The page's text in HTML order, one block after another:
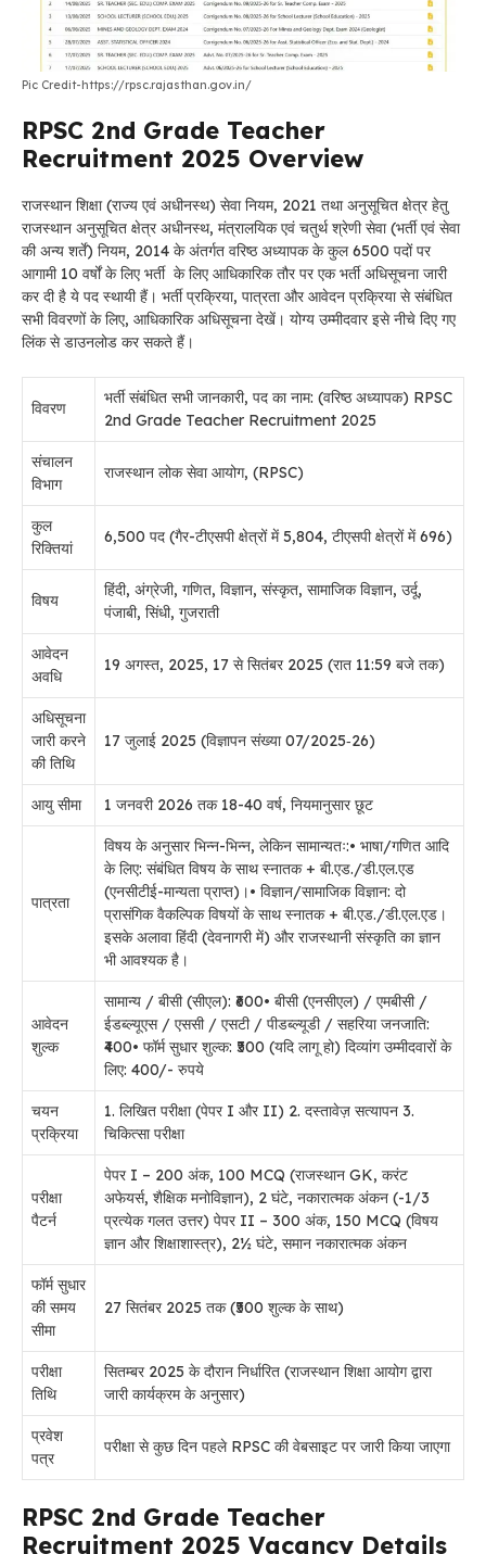
Pic Credit-https://rpsc.rajasthan.gov.in/
RPSC 2nd Grade Teacher
Recruitment 2025 Overview
राजस्थान शिक्षा (राज्य एवं अधीनस्थ) सेवा नियम, 2021 तथा अनुसूचित क्षेत्र हेतु
राजस्थान अनुसूचित क्षेत्र अधीनस्थ, मंत्रालयिक एवं चतुर्थ श्रेणी सेवा (भर्ती एवं सेवा
की अन्य शर्तें) नियम, 2014 के अंतर्गत वरिष्ठ अध्यापक के कुल 6500 पदों पर
आगामी 10 वर्षों के लिए भर्ती के लिए आधिकारिक तौर पर एक भर्ती अधिसूचना जारी
कर दी है ये पद स्थायी हैं। भर्ती प्रक्रिया, पात्रता और आवेदन प्रक्रिया से संबंधित
सभी विवरणों के लिए, आधिकारिक अधिसूचना देखें। योग्य उम्मीदवार इसे नीचे दिए गए
लिंक से डाउनलोड कर सकते हैं।
विवरण
भर्ती संबंधित सभी जानकारी, पद का नाम: (वरिष्ठ अध्यापक) RPSC
2nd Grade Teacher Recruitment 2025
संचालन
विभाग
राजस्थान लोक सेवा आयोग, (RPSC)
कुल
रिक्तियां
6,500 पद (गैर-टीएसपी क्षेत्रों में 5,804, टीएसपी क्षेत्रों में 696)
विषय
हिंदी, अंग्रेजी, गणित, विज्ञान, संस्कृत, सामाजिक विज्ञान, उर्दू,
पंजाबी, सिंधी, गुजराती
आवेदन
अवधि
19 अगस्त, 2025, 17 से सितंबर 2025 (रात 11:59 बजे तक)
अधिसूचना
जारी करने
की तिथि
17 जुलाई 2025 (विज्ञापन संख्या 07/2025‑26)
आयु सीमा 1 जनवरी 2026 तक 18-40 वर्ष, नियमानुसार छूट
पात्रता
विषय के अनुसार भिन्न-भिन्न, लेकिन सामान्यतः:• भाषा/गणित आदि
के लिए: संबंधित विषय के साथ स्नातक + बी.एड./डी.एल.एड
(एनसीटीई-मान्यता प्राप्त)।• विज्ञान/सामाजिक विज्ञान: दो
प्रासंगिक वैकल्पिक विषयों के साथ स्नातक + बी.एड./डी.एल.एड।
इसके अलावा हिंदी (देवनागरी में) और राजस्थानी संस्कृति का ज्ञान
भी आवश्यक है।
आवेदन
शुल्क
सामान्य / बीसी (सीएल): ₹600• बीसी (एनसीएल) / एमबीसी /
ईडब्ल्यूएस / एससी / एसटी / पीडब्ल्यूडी / सहरिया जनजाति:
₹400• फॉर्म सुधार शुल्क: ₹500 (यदि लागू हो) दिव्यांग उम्मीदवारों के
लिए: 400/- रुपये
चयन
प्रक्रिया
1. लिखित परीक्षा (पेपर I और II) 2. दस्तावेज़ सत्यापन 3.
चिकित्सा परीक्षा
परीक्षा
पैटर्न
पेपर I – 200 अंक, 100 MCQ (राजस्थान GK, करंट
अफेयर्स, शैक्षिक मनोविज्ञान), 2 घंटे, नकारात्मक अंकन (-1/3
प्रत्येक गलत उत्तर) पेपर II – 300 अंक, 150 MCQ (विषय
ज्ञान और शिक्षाशास्त्र), 2½ घंटे, समान नकारात्मक अंकन
फॉर्म सुधार
की समय
सीमा
27 सितंबर 2025 तक (₹500 शुल्क के साथ)
परीक्षा
तिथि
सितम्बर 2025 के दौरान निर्धारित (राजस्थान शिक्षा आयोगद्वारा
जारी कार्यक्रम के अनुसार)
प्रवेश
पत्र
परीक्षा से कुछ दिन पहले RPSC की वेबसाइट पर जारी किया जाएगा
RPSC 2nd Grade Teacher
Recruitment 2025 Vacancy Details